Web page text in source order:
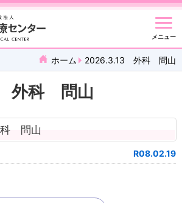
メニュー
ホーム 2026.3.13 外科 問山
外科 問山
問山
R08.02.19